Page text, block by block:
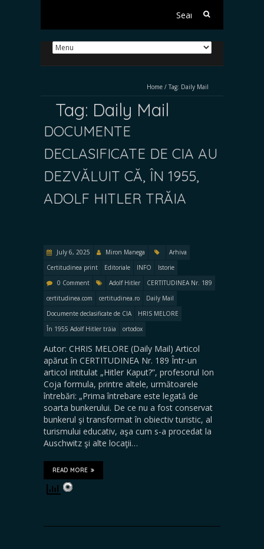
Search
Home / Tag: Daily Mail
Tag: Daily Mail
DOCUMENTE
DECLASIFICATE DE CIA AU
DEZVĂLUIT CĂ, ÎN 1955,
ADOLF HITLER TRĂIA
July 6, 2025 Miron Manega
Arhiva
Certitudinea print
Editoriale INFO
Istorie
0 Comment
Adolf Hitler
CERTITUDINEA Nr. 189
certitudinea.com
certitudinea.ro
Daily Mail
Documente declasificate de CIA
HRIS MELORE
În 1955 Adolf Hitler trăia
ortodox
Autor: CHRIS MELORE (Daily Mail) Articol
apărut în CERTITUDINEA Nr. 189 Într-un
articol intitulat „Hitler Kaput?”, profesorul Ion
Coja formula, printre altele, următoarele
întrebări: „Prima întrebare este legată de
soarta bunkerului. De ce nu a fost conservat
bunkerul şi transformat în obiectiv turistic, al
turismului educativ, aşa cum s-a procedat la
Auschwitz şi alte locaţii…
READ MORE